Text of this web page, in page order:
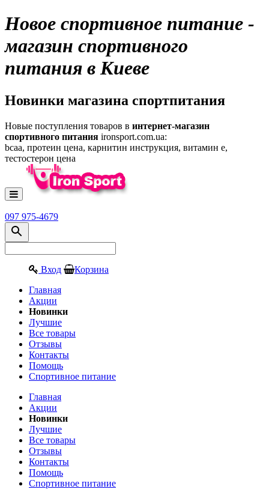
Новое спортивное питание -
магазин спортивного
питания в Киеве
Новинки магазина спортпитания
Новые поступления товаров в интернет-магазин
спортивного питания ironsport.com.ua:
bcaa, протеин цена, карнитин инструкция, витамин е,
тестостерон цена
097 975-4679
Вход Корзина
Главная
Акции
Новинки
Лучшие
Все товары
Отзывы
Контакты
Помощь
Спортивное питание
Главная
Акции
Новинки
Лучшие
Все товары
Отзывы
Контакты
Помощь
Спортивное питание